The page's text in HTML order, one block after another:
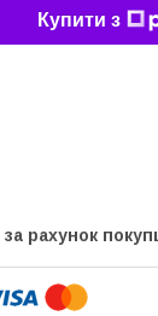
Купити з
за рахунок